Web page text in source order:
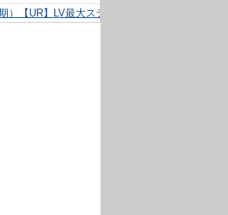
）【UR】LV最大ステータスまとめ！
大ステータスまとめ！
最大ステータスまとめ！